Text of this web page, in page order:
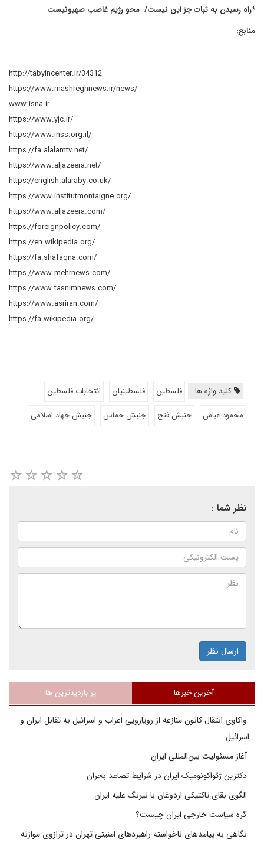
*راه رسیدن به ثبات جز این نیست/ محو رژیم غاصب صهیونیست
منابع:
http://tabyincenter.ir/34312
https://www.mashreghnews.ir/news/
www.isna.ir
https://www.yjc.ir/
https://www.inss.org.il/
https://fa.alalamtv.net/
https://www.aljazeera.net/
https://english.alaraby.co.uk/
https://www.institutmontaigne.org/
https://www.aljazeera.com/
https://foreignpolicy.com/
https://en.wikipedia.org/
https://fa.shafaqna.com/
https://www.mehrnews.com/
https://www.tasnimnews.com/
https://www.asriran.com/
https://fa.wikipedia.org/
کلید واژه ها: فلسطین فلسطینیان
انتخابات فلسطین
محمود عباس
جنبش فتح جنبش حماس جنبش جهاد اسلامی
نظر شما :
ارسال نظر
آخرین خبرها پر بازدیدترین ها
واکاوی انتقال کانون منازعه از رویارویی اعراب و اسرائیل به تقابل ایران و
اسرائیل
آغاز مسئولیت بین‌المللی ایران
دکترین ژئواکونومیک ایران در شرایط تصاعد بحران
الگوی بقای تاکتیکی اردوغان با نیرنگ علیه ایران
گره سیاست خارجی ایران چیست؟
نگاهی به پیامدهای ناخواسته راهبردهای امنیتی تهران در ترازوی موازنه